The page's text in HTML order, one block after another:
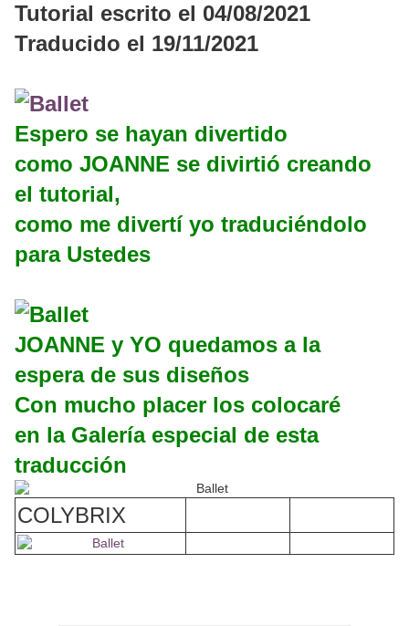
Tutorial escrito el 04/08/2021
Traducido el 19/11/2021
Espero se hayan divertido
como JOANNE se divirtió creando
el tutorial,
como me divertí yo traduciéndolo
para Ustedes
JOANNE y YO quedamos a la
espera de sus diseños
Con mucho placer los colocaré
en la Galería especial de esta
traducción
COLYBRIX